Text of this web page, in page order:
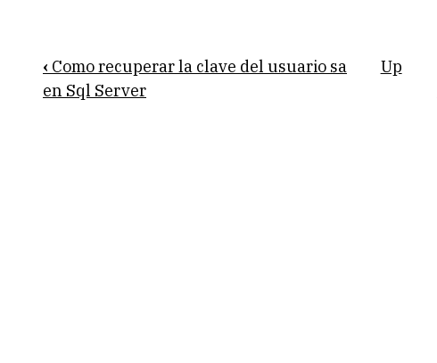
Book
traversal
‹ Como recuperar la clave del usuario sa
en Sql Server
Up